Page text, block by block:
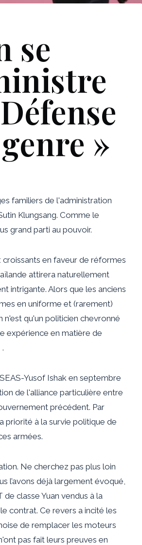
se
»
familiers de l'administration
Klungsang. Comme le
grand parti au pouvoir.
en faveur de réformes
attirera naturellement
intrigante. Alors que les anciens
en uniforme et (rarement)
n'est qu'un politicien chevronné
expérience en matière de
Yusof Ishak en septembre
de l'alliance particulière entre
précédent. Par
priorité à la survie politique de
armées.
Ne cherchez pas plus loin
l’avons déjà largement évoqué,
de classe Yuan vendus à la
contrat. Ce revers a incité les
de remplacer les moteurs
pas fait leurs preuves en